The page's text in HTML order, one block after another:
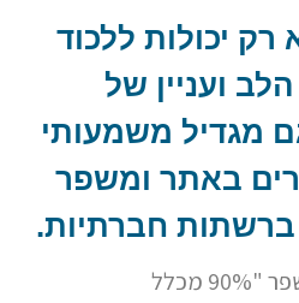
יכולות ללכוד
ועניין של
מגדיל משמעותי
באתר ומשפר
ברשתות חברתיות.
כמו שאומר ניל שפר "90% מכלל